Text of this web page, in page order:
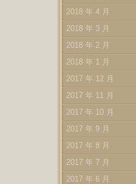
2018 年 4 月
2018 年 3 月
2018 年 2 月
2018 年 1 月
2017 年 12 月
2017 年 11 月
2017 年 10 月
2017 年 9 月
2017 年 8 月
2017 年 7 月
2017 年 6 月